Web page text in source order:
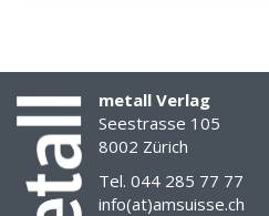
metall Verlag
Seestrasse 105
8002 Zürich
Tel. 044 285 77 77
info(at)amsuisse.ch